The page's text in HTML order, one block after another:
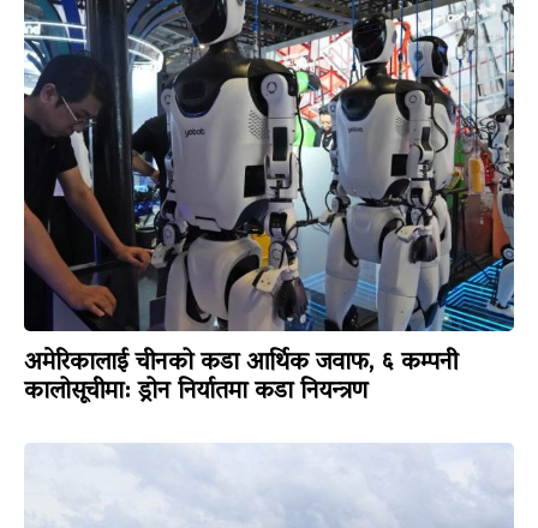
अमेरिकालाई चीनको कडा आर्थिक जवाफ, ६ कम्पनी
कालोसूचीमा: ड्रोन निर्यातमा कडा नियन्त्रण